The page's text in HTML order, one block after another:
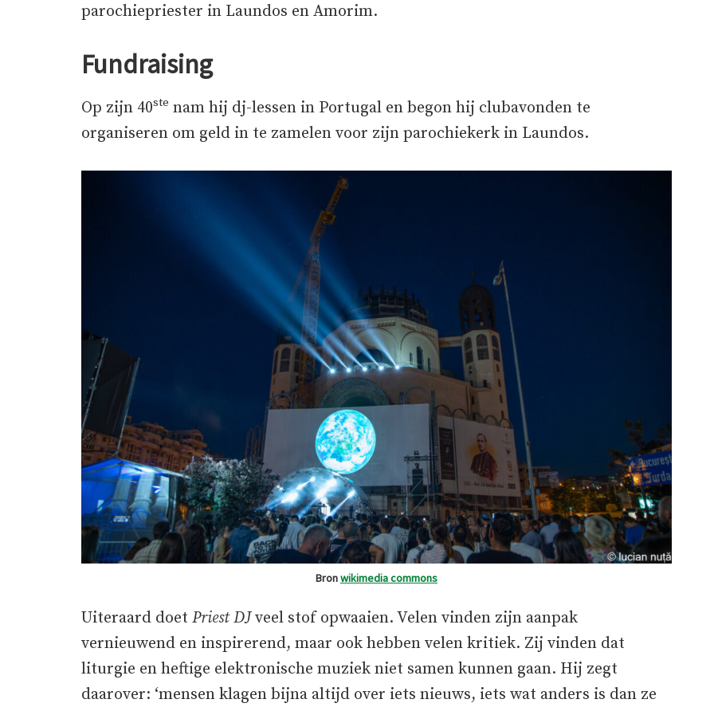
parochiepriester in Laundos en Amorim.
Fundraising
Op zijn 40ste nam hij dj-lessen in Portugal en begon hij clubavonden te
organiseren om geld in te zamelen voor zijn parochiekerk in Laundos.
Bronwikimedia commons
Uiteraard doet Priest DJveel stof opwaaien. Velen vinden zijn aanpak
vernieuwend en inspirerend, maar ook hebben velen kritiek. Zij vinden dat
liturgie en heftige elektronische muziek niet samen kunnen gaan. Hij zegt
daarover: ‘mensen klagen bijna altijd over iets nieuws, iets wat anders is dan ze